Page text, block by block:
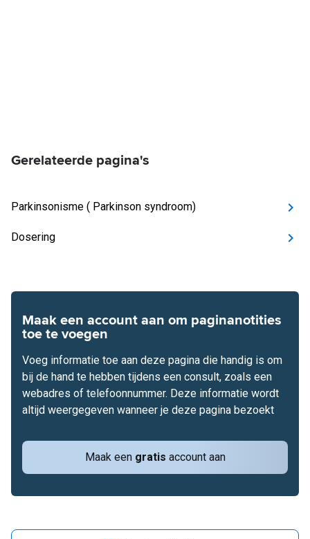
Gerelateerde pagina's
Parkinsonisme ( Parkinson syndroom)
Dosering
Maak een account aan om paginanotities
toe te voegen
Maak een gratis account aan
Voeg informatie toe aan deze pagina die handig is om
bij de hand te hebben tijdens een consult, zoals een
webadres of telefoonnummer. Deze informatie wordt
altijd weergegeven wanneer je deze pagina bezoekt